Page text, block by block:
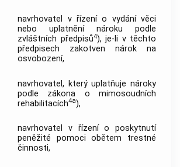
navrhovatel v řízení o vydání věci
nebo uplatnění nároku podle
zvláštních předpisů4), je-li v těchto
předpisech zakotven nárok na
osvobození,
navrhovatel, který uplatňuje nároky
podle zákona o mimosoudních
rehabilitacích4a),
navrhovatel v řízení o poskytnutí
peněžité pomoci obětem trestné
činnosti,